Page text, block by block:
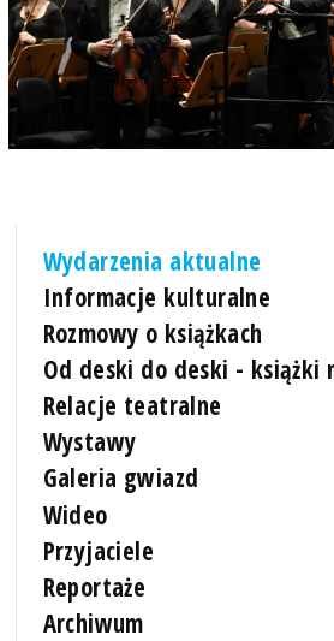
Wydarzenia aktualne
Informacje kulturalne
Rozmowy o książkach
Od deski do deski - książki
Relacje teatralne
Wystawy
Galeria gwiazd
Wideo
Przyjaciele
Reportaże
Archiwum